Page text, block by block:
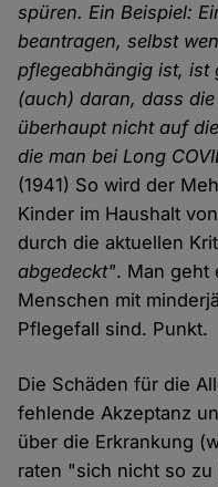
spüren. Ein Beispiel:
beantragen, selbst
pflegeabhängig ist, ist
(auch) daran, dass
überhaupt nicht auf
die man bei Long
(1941) So wird der
Kinder im Haushalt
durch die aktuellen
abgedeckt". Man geht
Menschen mit
Pflegefall sind. Punkt.
Die Schäden für die
fehlende Akzeptanz
über die Erkrankung
raten "sich nicht so